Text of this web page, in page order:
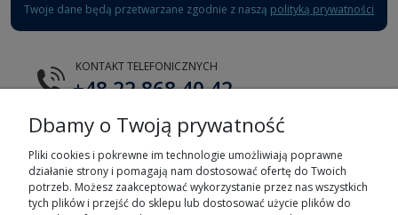
Twoje dane będą przetwarzane zgodnie z naszą polityką prywatności
KONTAKT TELEFONICZNYCH
+48 22 868 40 42
E-MAIL
tts@tts.com.pl
Dbamy o Twoją prywatność
Pliki cookies i pokrewne im technologie umożliwiają poprawne
działanie strony i pomagają nam dostosować ofertę do Twoich
potrzeb. Możesz zaakceptować wykorzystanie przez nas wszystkich
tych plików i przejść do sklepu lub dostosować użycie plików do